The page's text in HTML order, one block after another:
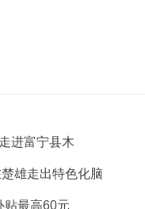
进富宁县木
雄走出特色化脑
贴最高60元